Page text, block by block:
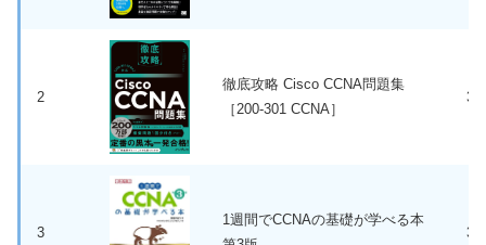
2
徹底攻略 Cisco CCNA問題集
［200-301 CCNA］
3
1週間でCCNAの基礎が学べる本